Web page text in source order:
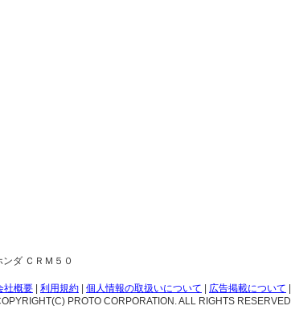
ンダ ＣＲＭ５０
社概要 | 利用規約 | 個人情報の取扱いについて | 広告掲載について |
PROTO CORPORATION. ALL RIGHTS RESERVED.